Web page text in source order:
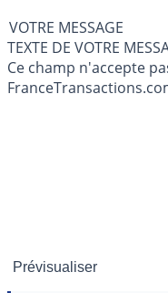
VOTRE MESSAGE
Ce champ n'accepte